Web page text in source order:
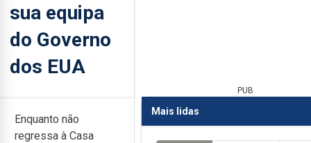
sua equipa
do Governo
dos EUA
Enquanto não
regressa à Casa
PUB
Mais lidas